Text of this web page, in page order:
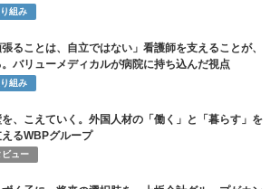
組み
張ることは、自立ではない」看護師を支えることが、
。バリューメディカルが病院に持ち込んだ視点
組み
を、こえていく。外国人材の「働く」と「暮らす」を
えるWBPグループ
ビュー